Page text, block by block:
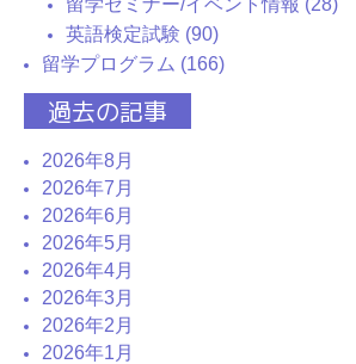
英語検定試験 (90)
留学プログラム (166)
過去の記事
2026年8月
2026年7月
2026年6月
2026年5月
2026年4月
2026年3月
2026年2月
2026年1月